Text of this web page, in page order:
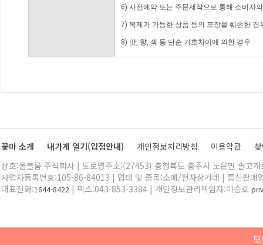
6) 사전예약 또는 주문제작으로 통해 소비자
7) 복제가 가능한 상품 등의 포장을 훼손한 경
8) 맛, 향, 색 등 단순 기호차이에 의한 경우
꽃마 소개 내가게 열기(입점안내) 개인정보처리방침 이용약관
상호:올블룸 주식회사 | 도로명주소:(27453) 충청북도 충주시 노은면 솔고
사업자등록번호:105-86-84013 | 업태 및 종목:소매/전자상거래 | 통신판매
대표전화:1644-8422 | 팩스:043-853-3384 | 개인정보관리책임자:이승호